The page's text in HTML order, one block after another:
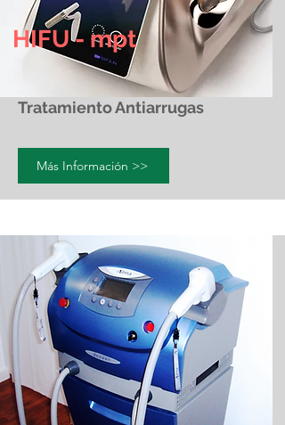
HIFU - mpt
Tratamiento Antiarrugas
Más Información >>